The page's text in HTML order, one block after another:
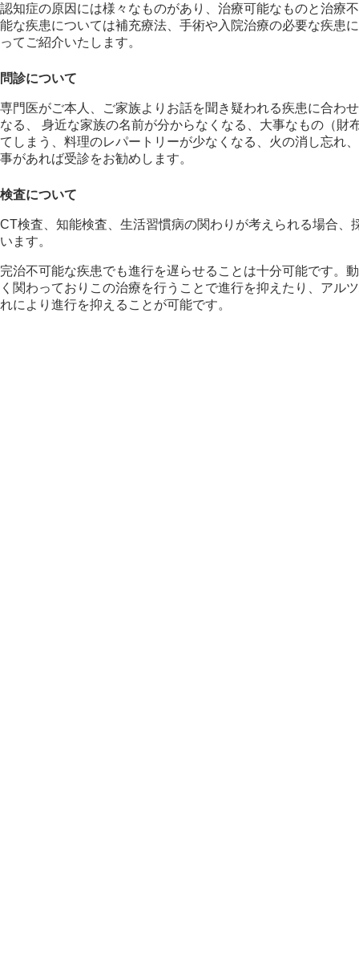
認知症の原因には様々なものがあり、治療可能なものと治療
能な疾患については補充療法、手術や入院治療の必要な疾患
ってご紹介いたします。
問診について
専門医がご本人、ご家族よりお話を聞き疑われる疾患に合わ
なる、 身近な家族の名前が分からなくなる、大事なもの（財
てしまう、料理のレパートリーが少なくなる、火の消し忘れ
事があれば受診をお勧めします。
検査について
CT検査、知能検査、生活習慣病の関わりが考えられる場合
います。
完治不可能な疾患でも進行を遅らせることは十分可能です。
く関わっておりこの治療を行うことで進行を抑えたり、アル
れにより進行を抑えることが可能です。